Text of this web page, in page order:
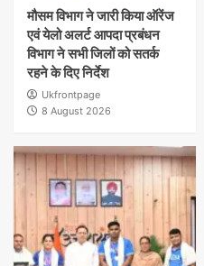
मौसम विभाग ने जारी किया ऑरेंज
एवं येलो अलर्ट आपदा प्रबंधन
विभाग ने सभी जिलों को सतर्क
रहने के दिए निर्देश
Ukfrontpage
8 August 2026